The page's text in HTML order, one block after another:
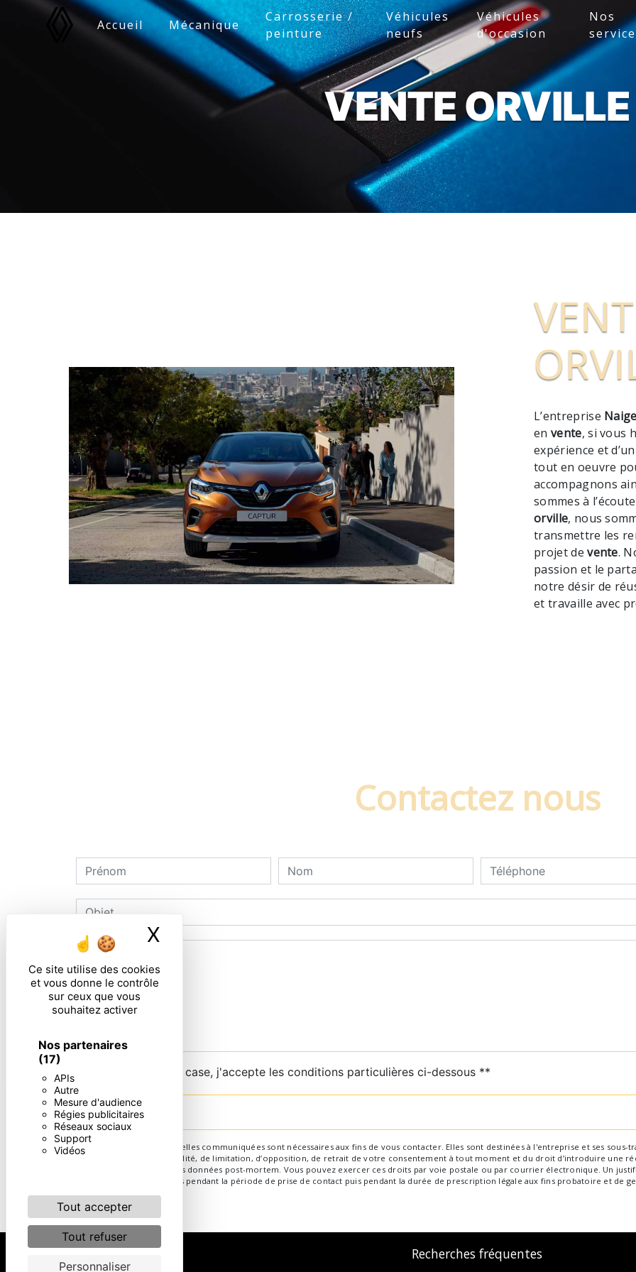
Panneau de gestion des cookies
Ce site utilise des cookies
et vous donne le contrôle
sur ceux que vous
souhaitez activer
Nos partenaires
(17)
APIs
Autre
Mesure d'audience
Régies publicitaires
Réseaux sociaux
Support
Vidéos
Tout accepter
Tout refuser
Personnaliser
X Masquer le bandeau des cookies
Accueil Mécanique
Carrosserie /
peinture
Véhicules
neufs
Véhicules
d'occasion
Nos
VENTE ORVILLE
L’entreprise
en vente, si vous
expérience et
tout en oeuvre
accompagnons
sommes à
orville, nous
transmettre les
projet devente.
passion et le
notre désir de
et travaille avec
Contactez nous
En cochant cette case, j'accepte les conditions particulières ci-dessous **
** Les données personnelles communiquées sont nécessaires aux fins de vous contacter. Elles sont destinées à l'entreprise et ses sous-
d’effacement, de portabilité, de limitation, d’opposition, de retrait de votre consentement à tout moment et du droit d’introduire une
d’organiser le sort de vos données post-mortem. Vous pouvez exercer ces droits par voie postale ou par courrier électronique. Un
conservons vos données pendant la période de prise de contact puis pendant la durée de prescription légale aux fins probatoire et de
Recherches fréquentes